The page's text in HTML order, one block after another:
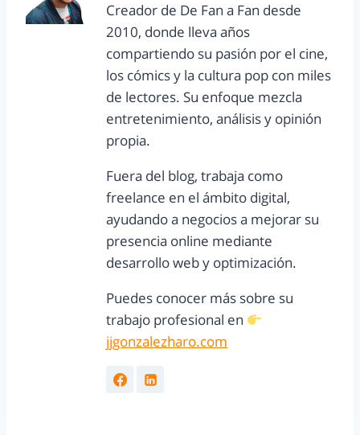
Creador de De Fan a Fan desde
2010, donde lleva años
compartiendo su pasión por el cine,
los cómics y la cultura pop con miles
de lectores. Su enfoque mezcla
entretenimiento, análisis y opinión
propia.
Fuera del blog, trabaja como
freelance en el ámbito digital,
ayudando a negocios a mejorar su
presencia online mediante
desarrollo web y optimización.
Puedes conocer más sobre su
trabajo profesional en
jjgonzalezharo.com